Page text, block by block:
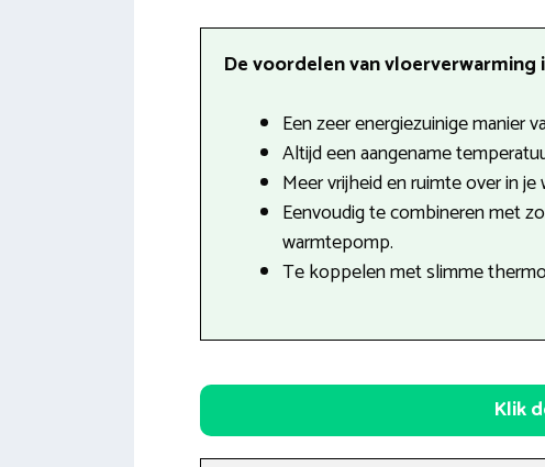
De voordelen van vloerverwarming
Een zeer energiezuinige manier
Altijd een aangename
Meer vrijheid en ruimte over in je
Eenvoudig te combineren met
warmtepomp.
Te koppelen met slimme
Klik